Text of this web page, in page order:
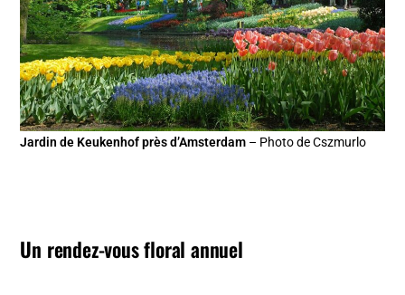
Jardin de Keukenhof près d’Amsterdam – Photo de Cszmurlo
Un rendez-vous floral annuel